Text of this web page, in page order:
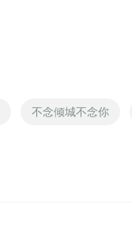
不念倾城不念你